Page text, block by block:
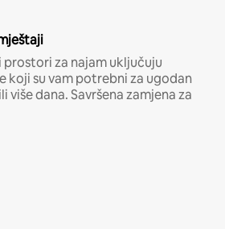
za najam uključuju
koji su vam potrebni za ugodan
više dana. Savršena zamjena za